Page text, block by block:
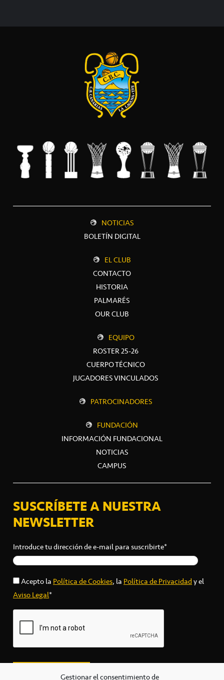
Gestionar el consentimiento de
NOTICIAS
BOLETÍN DIGITAL
EL CLUB
CONTACTO
HISTORIA
PALMARÉS
OUR CLUB
EQUIPO
ROSTER 25-26
CUERPO TÉCNICO
JUGADORES VINCULADOS
PATROCINADORES
FUNDACIÓN
INFORMACIÓN FUNDACIONAL
NOTICIAS
CAMPUS
SUSCRÍBETE A NUESTRA
NEWSLETTER
Introduce tu dirección de e-mail para suscribirte*
Acepto laPolítica de Cookies, laPolítica de Privacidady el
Aviso Legal*